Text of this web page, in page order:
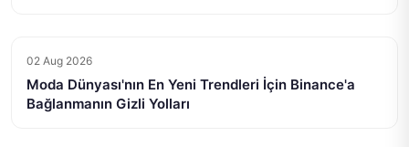
02 Aug 2026
Moda Dünyası'nın En Yeni Trendleri İçin Binance'a
Bağlanmanın Gizli Yolları